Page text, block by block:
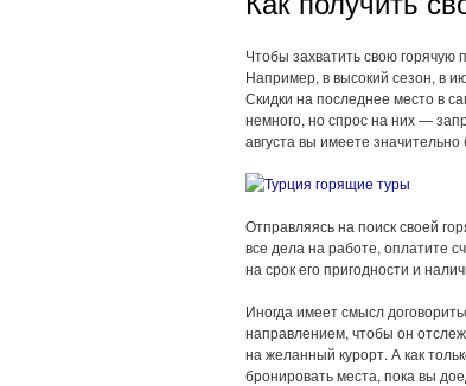
Чтобы захватить свою горячую
Например, в высокий сезон, в
Скидки на последнее место в
немного, но спрос на них —
августа вы имеете
Отправляясь на поиск своей
все дела на работе, оплатите
на срок его пригодности и
Иногда имеет смысл
направлением, чтобы он
на желанный курорт. А как
бронировать места, пока вы